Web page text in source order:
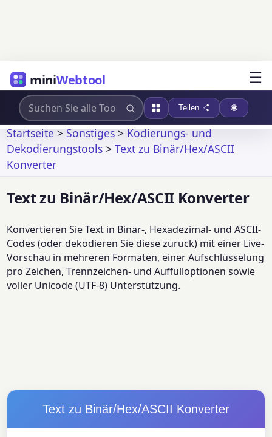
miniWebtool ☰
Teilen
Startseite>Sonstiges>Kodierungs- und
Dekodierungstools >Text zu Binär/Hex/ASCII
Konverter
Text zu Binär/Hex/ASCII Konverter
Konvertieren Sie Text in Binär-, Hexadezimal- und ASCII-
Codes (oder dekodieren Sie diese zurück) mit einer Live-
Vorschau in mehreren Formaten, einer Aufschlüsselung
pro Zeichen, Trennzeichen- und Auffülloptionen sowie
voller Unicode (UTF-8) Unterstützung.
Text zu Binär/Hex/ASCII Konverter